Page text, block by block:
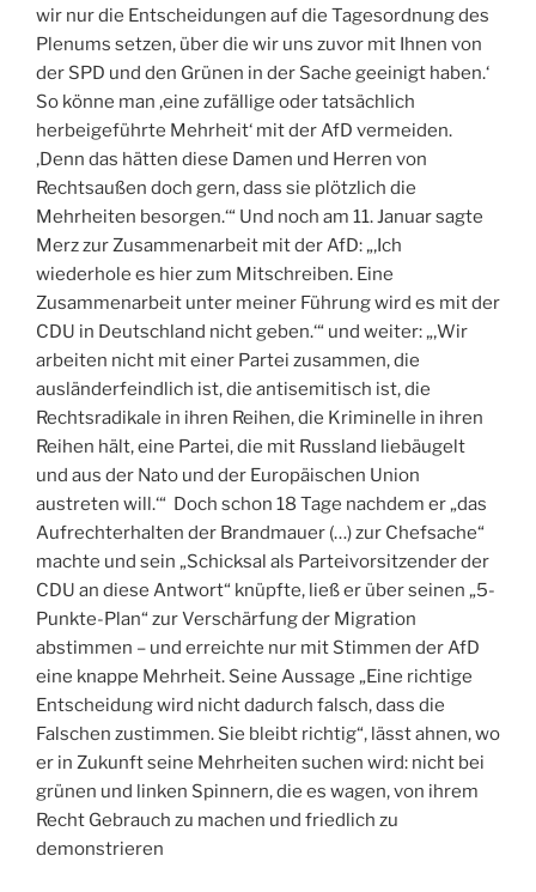
wir nur die Entscheidungen auf die Tagesordnung des
Plenums setzen, über die wir uns zuvor mit Ihnen von
der SPD und den Grünen in der Sache geeinigt haben.‘
So könne man ‚eine zufällige oder tatsächlich
herbeigeführte Mehrheit‘ mit der AfD vermeiden.
‚Denn das hätten diese Damen und Herren von
Rechtsaußen doch gern, dass sie plötzlich die
Mehrheiten besorgen.‘“ Und noch am 11. Januar sagte
Merz zur Zusammenarbeit mit der AfD: „‚Ich
wiederhole es hier zum Mitschreiben. Eine
Zusammenarbeit unter meiner Führung wird es mit der
CDU in Deutschland nicht geben.‘“ und weiter: „‚Wir
arbeiten nicht mit einer Partei zusammen, die
ausländerfeindlich ist, die antisemitisch ist, die
Rechtsradikale in ihren Reihen, die Kriminelle in ihren
Reihen hält, eine Partei, die mit Russland liebäugelt
und aus der Nato und der Europäischen Union
austreten will.‘“ Doch schon 18 Tage nachdem er „das
Aufrechterhalten der Brandmauer (…) zur Chefsache“
machte und sein „Schicksal als Parteivorsitzender der
CDU an diese Antwort“ knüpfte, ließ er über seinen „5-
Punkte-Plan“ zur Verschärfung der Migration
abstimmen – und erreichte nur mit Stimmen der AfD
eine knappe Mehrheit. Seine Aussage „Eine richtige
Entscheidung wird nicht dadurch falsch, dass die
Falschen zustimmen. Sie bleibt richtig“, lässt ahnen, wo
er in Zukunft seine Mehrheiten suchen wird: nicht bei
grünen und linken Spinnern, die es wagen, von ihrem
Recht Gebrauch zu machen und friedlich zu
demonstrieren